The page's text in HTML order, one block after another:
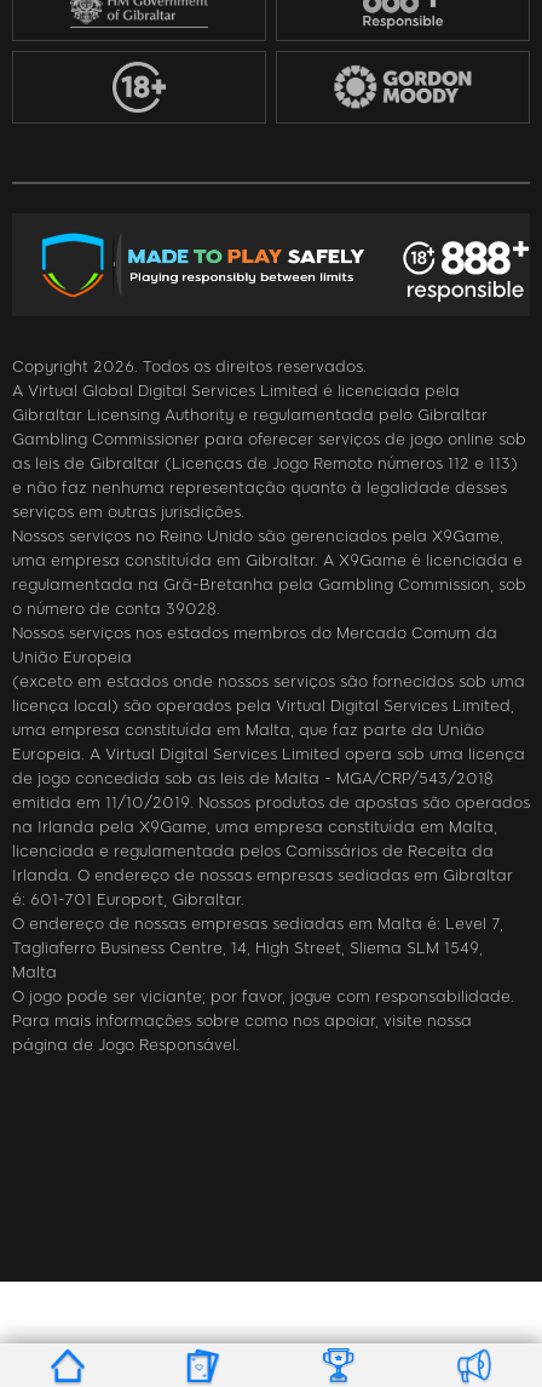
Copyright 2026. Todos os direitos reservados.
A Virtual Global Digital Services Limited é licenciada pela
Gibraltar Licensing Authority e regulamentada pelo Gibraltar
Gambling Commissioner para oferecer serviços de jogo online sob
as leis de Gibraltar (Licenças de Jogo Remoto números 112 e 113)
e não faz nenhuma representação quanto à legalidade desses
serviços em outras jurisdições.
Nossos serviços no Reino Unido são gerenciados pela X9Game,
uma empresa constituída em Gibraltar. A X9Game é licenciada e
regulamentada na Grã-Bretanha pela Gambling Commission, sob
o número de conta 39028.
Nossos serviços nos estados membros do Mercado Comum da
União Europeia
(exceto em estados onde nossos serviços são fornecidos sob uma
licença local) são operados pela Virtual Digital Services Limited,
uma empresa constituída em Malta, que faz parte da União
Europeia. A Virtual Digital Services Limited opera sob uma licença
de jogo concedida sob as leis de Malta - MGA/CRP/543/2018
emitida em 11/10/2019. Nossos produtos de apostas são operados
na Irlanda pela X9Game, uma empresa constituída em Malta,
licenciada e regulamentada pelos Comissários de Receita da
Irlanda. O endereço de nossas empresas sediadas em Gibraltar
é: 601-701 Europort, Gibraltar.
O endereço de nossas empresas sediadas em Malta é: Level 7,
Tagliaferro Business Centre, 14, High Street, Sliema SLM 1549,
Malta
O jogo pode ser viciante; por favor, jogue com responsabilidade.
Para mais informações sobre como nos apoiar, visite nossa
página de Jogo Responsável.